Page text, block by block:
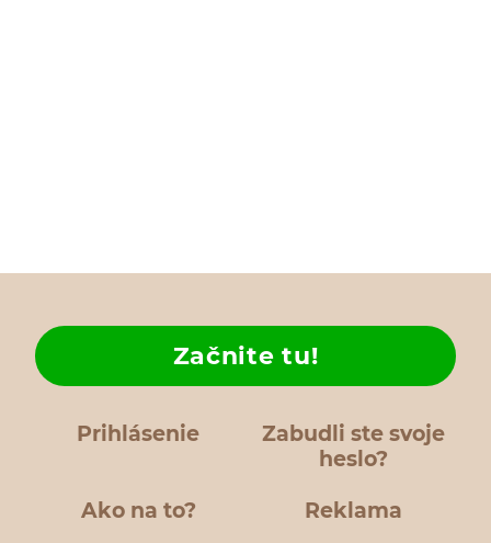
Prihlásenie
Zabudli ste svoje
heslo?
Ako na to?
Začnite tu!
Reklama